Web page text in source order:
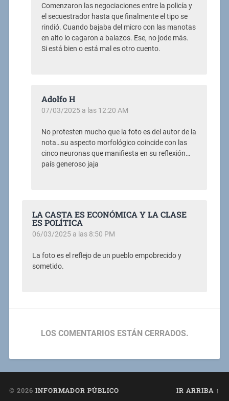
Comenzaron las negociaciones entre la policía y
el secuestrador hasta que finalmente el tipo se
rindió. Cuando bajaba del micro con las manotas
en alto lo cagaron a balazos. Ese, no jode más.
Si está bien o está mal es otro cuento.
Adolfo H
07/03/2025 a las 12:20 AM
No protesten mucho que la foto es del autor de la
nota…su aspecto morfológico coincide con las
cinco neuronas que manifiesta en su reflexión…
país generoso jaja
LA CASTA ES ECONÓMICA Y LA CLASE
ES POLÍTICA
06/03/2025 a las 8:50 PM
La foto es el reflejo de un pueblo empobrecido y
sometido.
LOS COMENTARIOS ESTÁN CERRADOS.
© 2026 INFORMADOR PÚBLICO IR ARRIBA ↑